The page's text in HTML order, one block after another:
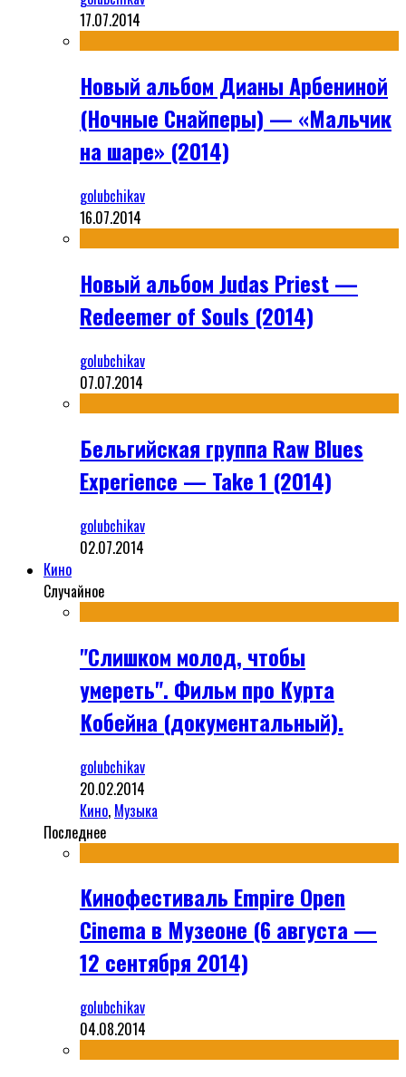
17.07.2014
Новый альбом Дианы Арбениной
(Ночные Снайперы) — «Мальчик
на шаре» (2014)
golubchikav
16.07.2014
Новый альбом Judas Priest —
Redeemer of Souls (2014)
golubchikav
07.07.2014
Бельгийская группа Raw Blues
Experience — Take 1 (2014)
golubchikav
02.07.2014
Кино
Случайное
"Слишком молод, чтобы
умереть". Фильм про Курта
Кобейна (документальный).
golubchikav
20.02.2014
Кино, Музыка
Последнее
Кинофестиваль Empire Open
Cinema в Музеоне (6 августа —
12 сентября 2014)
golubchikav
04.08.2014